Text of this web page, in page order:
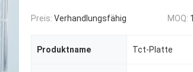
Preis: Verhandlungsfähig MOQ:
Produktname Tct-Platte